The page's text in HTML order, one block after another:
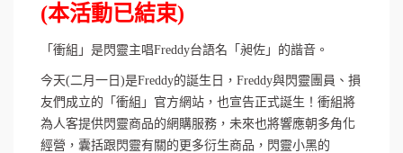
(本活動已結束)
「衝組」是閃靈主唱Freddy台語名「昶佐」的諧音。
今天(二月一日)是Freddy的誕生日，Freddy與閃靈團員、損
友們成立的「衝組」官方網站，也宣告正式誕生！衝組將
為人客提供閃靈商品的網購服務，未來也將響應朝多角化
經營，囊括跟閃靈有關的更多衍生商品，閃靈小黑的